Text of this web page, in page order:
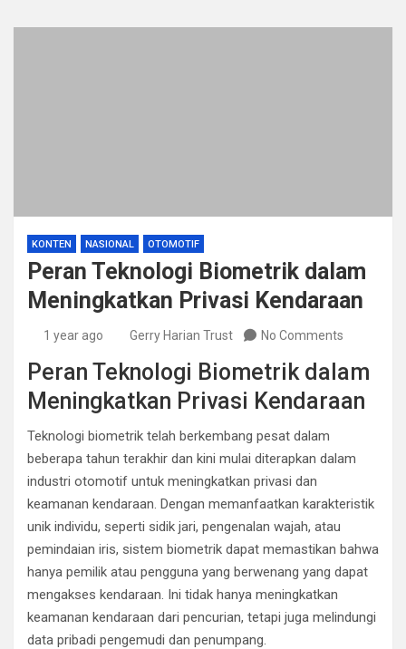
KONTEN NASIONAL OTOMOTIF
Peran Teknologi Biometrik dalam
Meningkatkan Privasi Kendaraan
1 year ago Gerry Harian Trust No Comments
Peran Teknologi Biometrik dalam
Meningkatkan Privasi Kendaraan
Teknologi biometrik telah berkembang pesat dalam
beberapa tahun terakhir dan kini mulai diterapkan dalam
industri otomotif untuk meningkatkan privasi dan
keamanan kendaraan. Dengan memanfaatkan karakteristik
unik individu, seperti sidik jari, pengenalan wajah, atau
pemindaian iris, sistem biometrik dapat memastikan bahwa
hanya pemilik atau pengguna yang berwenang yang dapat
mengakses kendaraan. Ini tidak hanya meningkatkan
keamanan kendaraan dari pencurian, tetapi juga melindungi
data pribadi pengemudi dan penumpang.